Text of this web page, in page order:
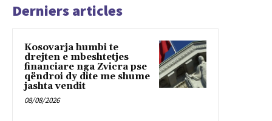
Derniers articles
Kosovarja humbi te
drejten e mbeshtetjes
financiare nga Zvicra pse
qëndroi dy dite me shume
jashta vendit
08/08/2026